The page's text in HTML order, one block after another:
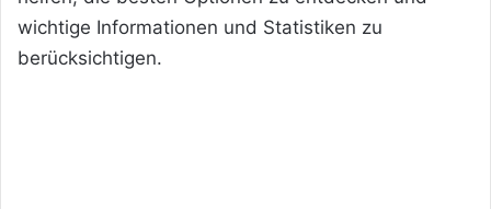
wichtige Informationen und Statistiken zu
berücksichtigen.